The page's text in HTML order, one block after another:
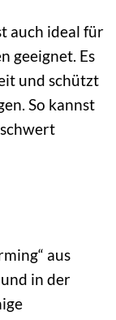
auch ideal für
geeignet. Es
und schützt
So kannst
aus
in der